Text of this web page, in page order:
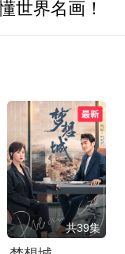
世界名画！
共39集